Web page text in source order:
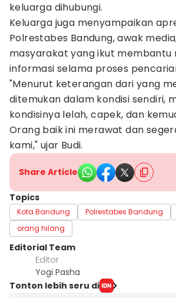
keluarga dihubungi.
Keluarga juga menyampaikan
Polrestabes Bandung, awak
masyarakat yang ikut membantu
informasi selama proses
"Menurut keterangan dari yang
ditemukan dalam kondisi sendiri,
kondisinya lelah, capek, dan
Orang baik ini merawat dan
kami," ujar Budi.
Share Article
Topics
Kota Bandung Polrestabes Bandung
orang hilang
Editorial Team
Editor
Yogi Pasha
Tonton lebih seru di